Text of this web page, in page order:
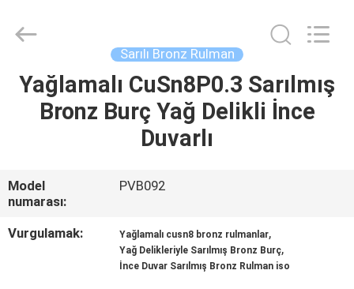
EVDE
VIDEOLAR
VR
Bearing
Co.,Ltd.
Reserved.
Sarılı Bronz Rulman
Yağlamalı CuSn8P0.3 Sarılmış
Bronz Burç Yağ Delikli İnce
Duvarlı
Model
numarası:
PVB092
Vurgulamak: Yağlamalı cusn8 bronz rulmanlar,
Yağ Delikleriyle Sarılmış Bronz Burç,
İnce Duvar Sarılmış Bronz Rulman iso